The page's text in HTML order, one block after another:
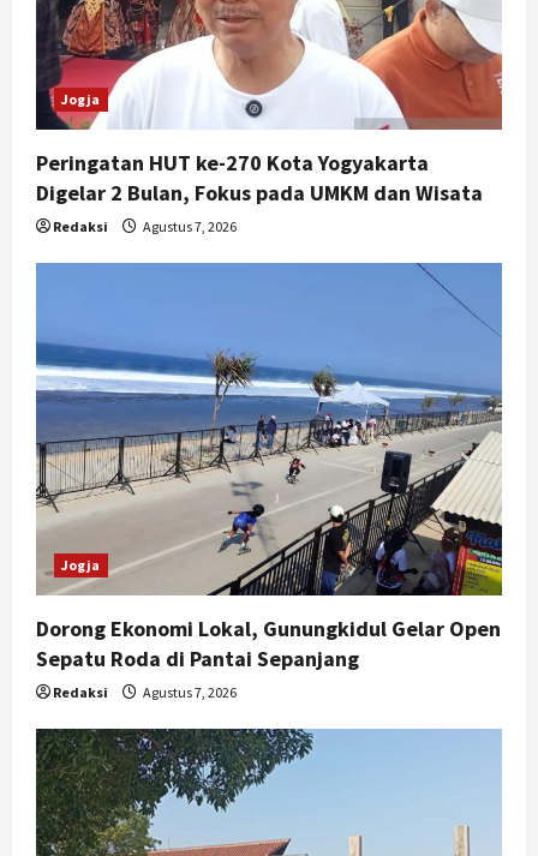
Jogja
Peringatan HUT ke-270 Kota Yogyakarta
Digelar 2 Bulan, Fokus pada UMKM dan Wisata
Redaksi Agustus 7, 2026
Jogja
Dorong Ekonomi Lokal, Gunungkidul Gelar Open
Sepatu Roda di Pantai Sepanjang
Redaksi Agustus 7, 2026